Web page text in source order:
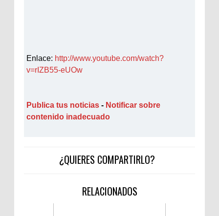
Enlace: http://www.youtube.com/watch?
v=rIZB55-eUOw
Publica tus noticias - Notificar sobre
contenido inadecuado
¿QUIERES COMPARTIRLO?
RELACIONADOS